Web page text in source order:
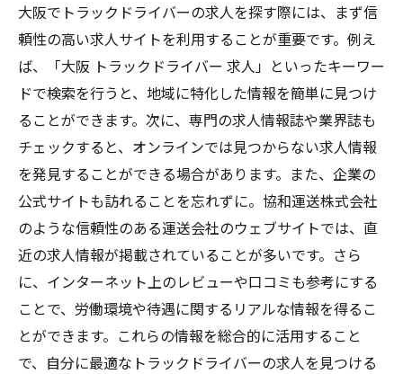
大阪のトラックドライバー求人情報を集め
るコツ
求人情報を徹底的に比較する方法
大阪のトラックドライバー求人の情報源を
増やす方法
大阪での求人情報を効率的に集めるための
ツール
トラックドライバー求人情報を徹底的に分
析する
大阪のトラックドライバー求人を見逃さな
いための秘訣
求人サイトで大阪のトラックドライバー求人を
効果的に検索するコツ
大阪でトラックドライバーの求人を探す際には、まず信
頼性の高い求人サイトを利用することが重要です。例え
ば、「大阪 トラックドライバー 求人」といったキーワー
ドで検索を行うと、地域に特化した情報を簡単に見つけ
ることができます。次に、専門の求人情報誌や業界誌も
チェックすると、オンラインでは見つからない求人情報
を発見することができる場合があります。また、企業の
公式サイトも訪れることを忘れずに。協和運送株式会社
のような信頼性のある運送会社のウェブサイトでは、直
近の求人情報が掲載されていることが多いです。さら
に、インターネット上のレビューや口コミも参考にする
ことで、労働環境や待遇に関するリアルな情報を得るこ
とができます。これらの情報を総合的に活用すること
で、自分に最適なトラックドライバーの求人を見つける